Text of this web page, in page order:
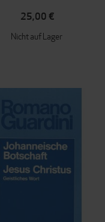
25,00 €
Nicht auf Lager